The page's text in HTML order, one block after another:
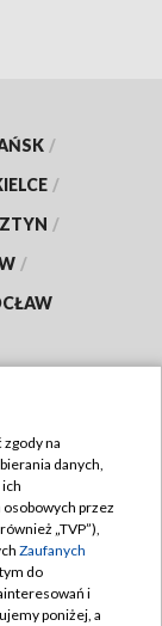
/
/
/
/
na
danych,
przez
„TVP”),
Zaufanych
do
i
poniżej, a